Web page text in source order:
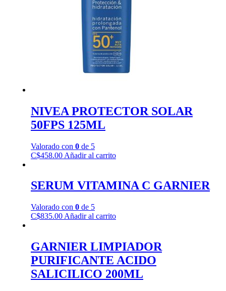
NIVEA PROTECTOR SOLAR
50FPS 125ML
Valorado con 0de 5
C$458.00 Añadir al carrito
SERUM VITAMINA C GARNIER
Valorado con 0de 5
C$835.00 Añadir al carrito
GARNIER LIMPIADOR
PURIFICANTE ACIDO
SALICILICO 200ML